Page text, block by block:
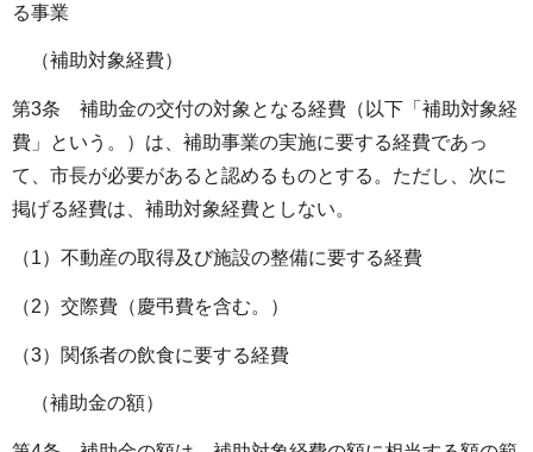
る事業
（補助対象経費）
第3条 補助金の交付の対象となる経費（以下「補助対象経
費」という。）は、補助事業の実施に要する経費であっ
て、市長が必要があると認めるものとする。ただし、次に
掲げる経費は、補助対象経費としない。
（1）不動産の取得及び施設の整備に要する経費
（2）交際費（慶弔費を含む。）
（3）関係者の飲食に要する経費
（補助金の額）